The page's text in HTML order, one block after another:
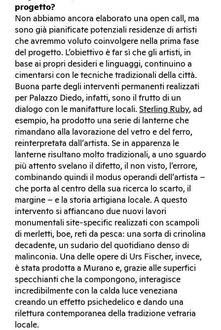
progetto?
Non abbiamo ancora elaborato una open call, ma
sono già pianificate potenziali residenze di artisti
che avremmo voluto coinvolgere nella prima fase
del progetto. L’obiettivo è far sì che gli artisti, in
base ai propri desideri e linguaggi, continuino a
cimentarsi con le tecniche tradizionali della città.
Buona parte degli interventi permanenti realizzati
per Palazzo Diedo, infatti, sono il frutto di un
dialogo con le manifatture locali. Sterling Ruby, ad
esempio, ha prodotto una serie di lanterne che
rimandano alla lavorazione del vetro e del ferro,
reinterpretata dall’artista. Se in apparenza le
lanterne risultano molto tradizionali, a uno sguardo
più attento svelano il difetto, il non visto, l’errore,
combinando quindi il modus operandi dell’artista –
che porta al centro della sua ricerca lo scarto, il
margine – e la storia artigiana locale. A questo
intervento si affiancano due nuovi lavori
monumentali site-specific realizzati con scampoli
di merletti, boe, reti da pesca: una sorta di crinolina
decadente, un sudario del quotidiano denso di
malinconia. Una delle opere di Urs Fischer, invece,
è stata prodotta a Murano e, grazie alle superfici
specchianti che la compongono, interagisce
incredibilmente con la calda luce veneziana
creando un effetto psichedelico e dando una
rilettura contemporanea della tradizione vetraria
locale.